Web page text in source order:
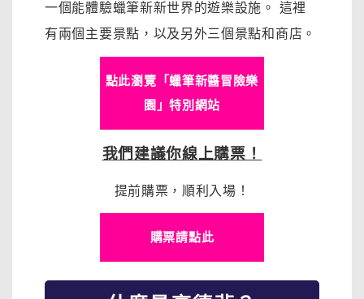
一個能體驗蠟筆新新世界的遊樂設施。 這裡
有兩個主要景點，以及另外三個景點和商店。
點此瀏覽「蠟筆新醬冒險樂
園」特別網站
我們建議你線上購票！
提前購票，順利入場！
購票請點此